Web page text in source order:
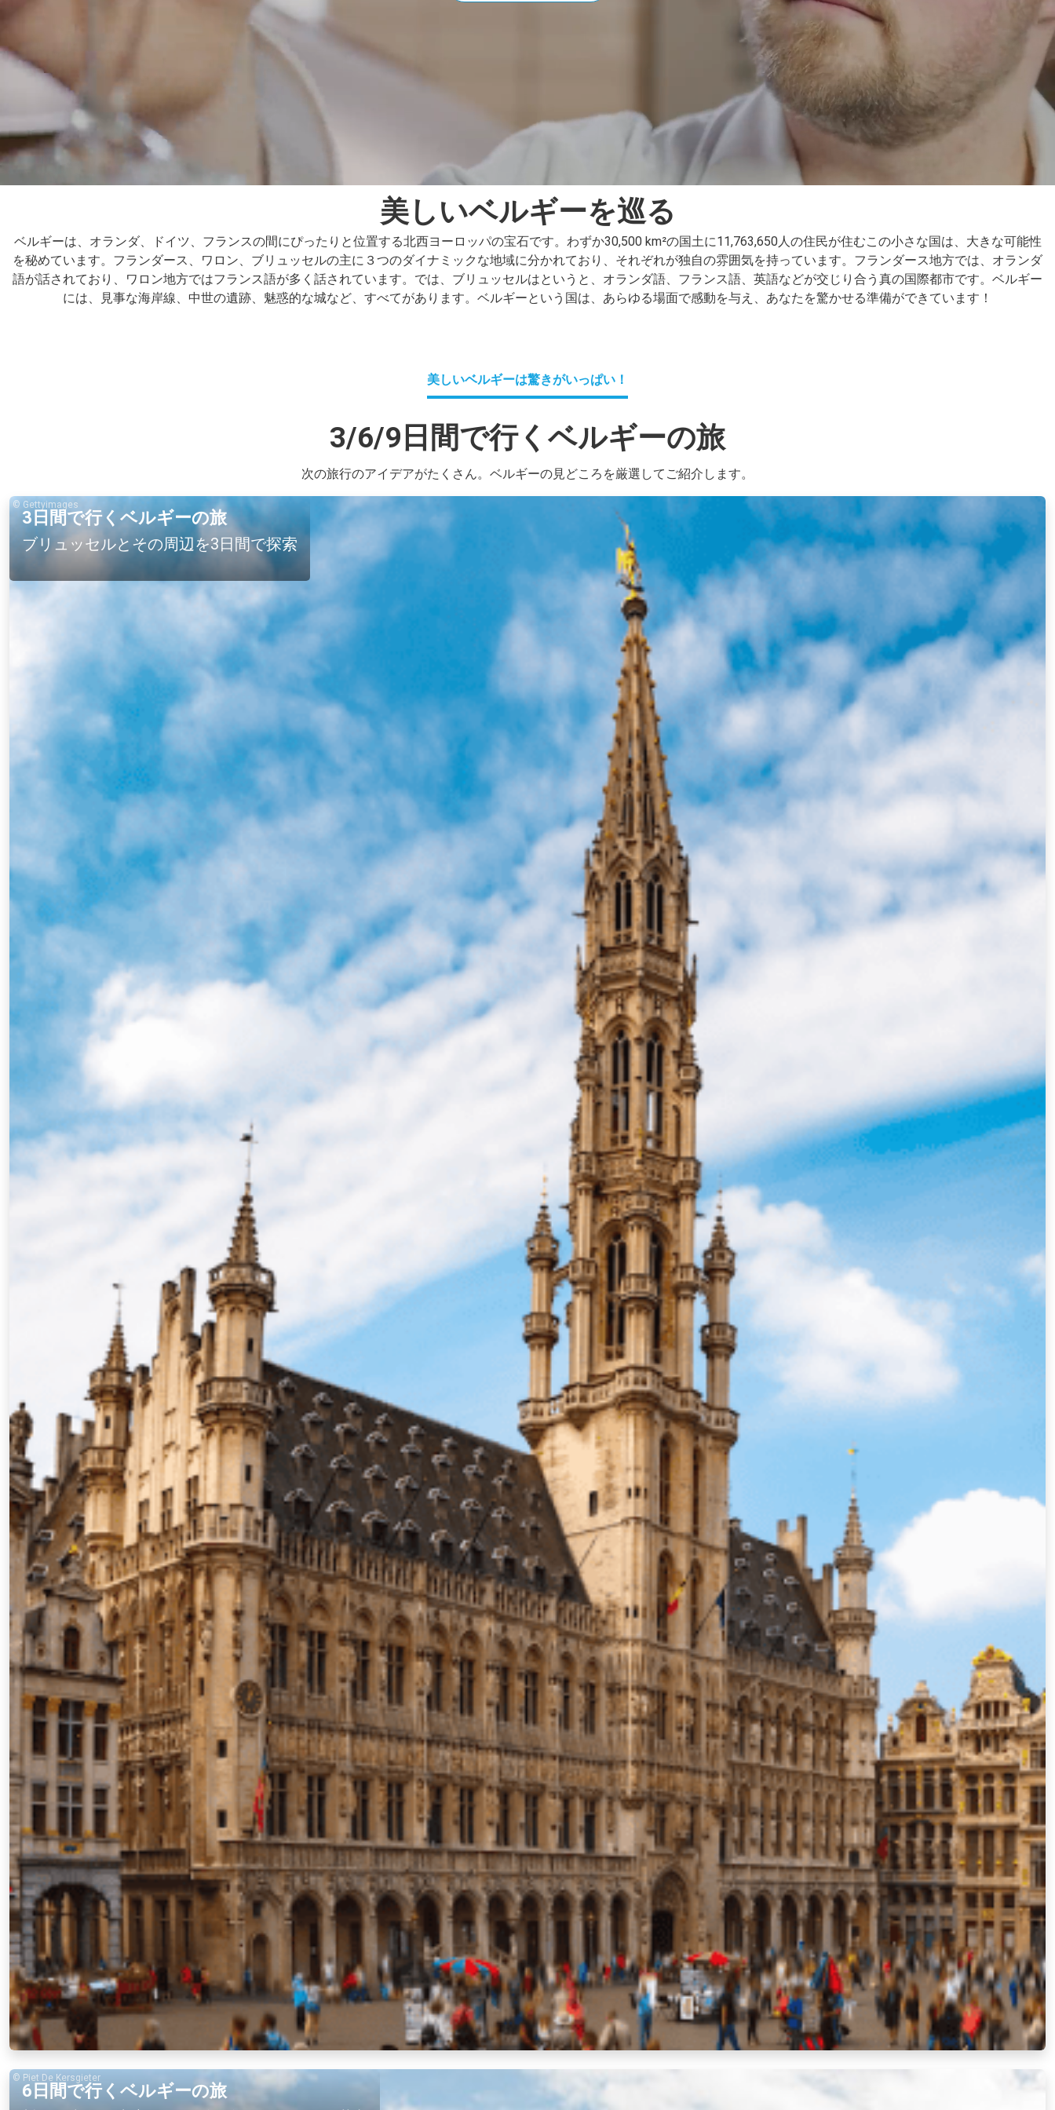
美しいベルギーを巡る
ベルギーは、オランダ、ドイツ、フランスの間にぴったりと位置する北西ヨーロッパの宝石です。わずか30,500 km²の国土に11,763,650人の住民が住むこの小さな国は、大きな可能性
を秘めています。 フランダース、ワロン、ブリュッセルの主に３つのダイナミックな地域に分かれており、それぞれが独自の雰囲気を持っています。フランダース地方では、オランダ
語が話されており、ワロ ン地方ではフランス語が多く話されています。では、ブリュッセルはというと、 オランダ語、フランス語、英語などが交じり合う 真の国際都市です。 ベルギー
には、見事な海岸線、中世の遺跡、魅惑的な城など、すべてがあります。ベルギーという国は、あらゆる場面で感動を与え、あなたを驚かせる準備ができています！
美しいベルギーは驚きがいっぱい！
3/6/9日間で行くベルギーの旅
次の旅行のアイデアがたくさん。ベルギーの見どころを厳選してご紹介します。
3日間で行くベルギーの旅
ブリュッセルとその周辺を3日間で探索
© Gettyimages
6日間で行くベルギーの旅
© Piet De Kersgieter